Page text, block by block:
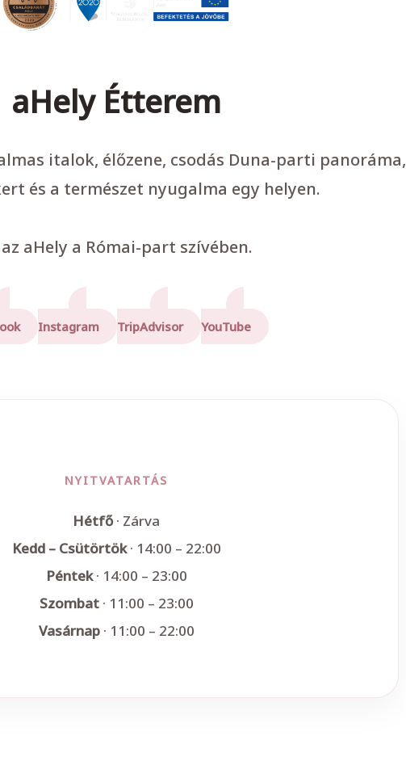
aHely Étterem
italok, élőzene, csodás Duna-parti panoráma,
és a természet nyugalma egy helyen.
az aHely a Római-part szívében.
Instagram TripAdvisor YouTube
NYITVATARTÁS
Hétfő· Zárva
Kedd – Csütörtök· 14:00 – 22:00
Péntek· 14:00 – 23:00
Szombat· 11:00 – 23:00
Vasárnap· 11:00 – 22:00